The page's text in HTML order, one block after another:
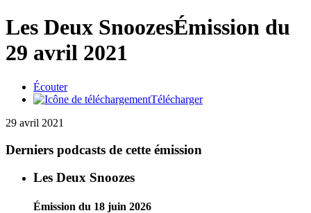
Les Deux SnoozesÉmission du
29 avril 2021
Écouter
Télécharger
29 avril 2021
Derniers podcasts de cette émission
Les Deux Snoozes
Émission du 18 juin 2026